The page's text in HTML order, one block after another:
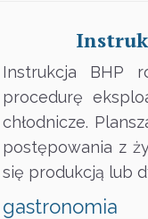
Instrukcja BHP
procedurę
chłodnicze.
postępowania z
się produkcją lub
gastronomia